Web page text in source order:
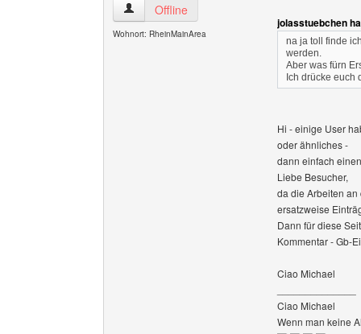
success4you Benutzer-Profile anzeigen
Offline
Wohnort: RheinMainArea
jolasstuebchen
na ja toll finde
werden.
Aber was fürn
Ich drücke euch
Hi - einige User
oder ähnliches -
dann einfach
Liebe Besucher,
da die Arbeiten
ersatzweise
Dann für diese
Kommentar - Gb-
Ciao Michael
Ciao Michael
Wenn man keine